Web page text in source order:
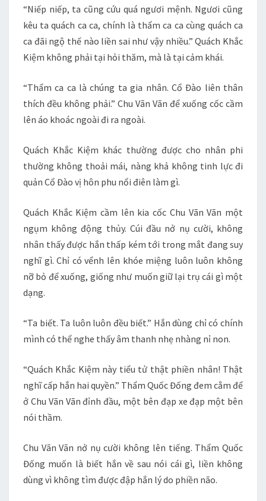
“Niếp niếp, ta cũng cứu quá ngươi mệnh. Ngươi cũng
kêu ta quách ca ca, chính là thẩm ca ca cùng quách ca
ca đãi ngộ thế nào liền sai như vậy nhiều.” Quách Khắc
Kiệm không phải tại hỏi thăm, mà là tại cảm khái.
“Thẩm ca ca là chúng ta gia nhân. Cổ Đào liên thân
thích đều không phải.” Chu Vãn Vãn để xuống cốc cầm
lên áo khoác ngoài đi ra ngoài.
Quách Khắc Kiệm khác thường được cho nhân phi
thường không thoải mái, nàng khả không tinh lực đi
quản Cổ Đào vị hôn phu nổi điên làm gì.
Quách Khắc Kiệm cầm lên kia cốc Chu Vãn Vãn một
ngụm không động thủy. Cúi đầu nở nụ cười, không
nhân thấy được hắn thấp kém tới trong mắt đang suy
nghĩ gì. Chỉ có vểnh lên khóe miệng luôn luôn không
nỡ bỏ để xuống, giống như muốn giữ lại trụ cái gì một
dạng.
“Ta biết. Ta luôn luôn đều biết.” Hắn dùng chỉ có chính
mình có thể nghe thấy âm thanh nhẹ nhàng nỉ non.
“Quách Khắc Kiệm này tiểu tử thật phiền nhân! Thật
nghĩ cấp hắn hai quyền.” Thẩm Quốc Đống đem cằm để
ở Chu Vãn Vãn đỉnh đầu, một bên đạp xe đạp một bên
nói thầm.
Chu Vãn Vãn nở nụ cười không lên tiếng. Thẩm Quốc
Đống muốn là biết hắn về sau nói cái gì, liền không
dùng vì không tìm được đập hắn lý do phiền não.